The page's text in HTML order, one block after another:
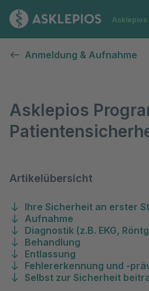
Zur
Asklepios
Anmeldung & Aufnahme
Asklepios
Artikelübersicht
Ihre Sicherheit an erster
Aufnahme
Diagnostik (z.B. EKG,
Behandlung
Entlassung
Fehlererkennung und -
Selbst zur Sicherheit